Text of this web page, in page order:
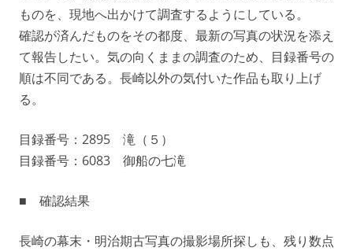
ものを、現地へ出かけて調査するようにしている。
確認が済んだものをその都度、最新の写真の状況を添え
て報告したい。気の向くままの調査のため、目録番号の
順は不同である。長崎以外の気付いた作品も取り上げ
る。
目録番号：2895 滝（５）
目録番号：6083 御船の七滝
■ 確認結果
長崎の幕末・明治期古写真の撮影場所探しも、残り数点